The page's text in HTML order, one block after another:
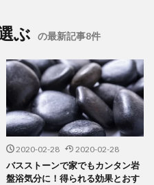
ぶ の最新記事8件
2020-02-28 2020-02-28
バスストーンで家でもカンタン岩
盤浴気分に！得られる効果とおす